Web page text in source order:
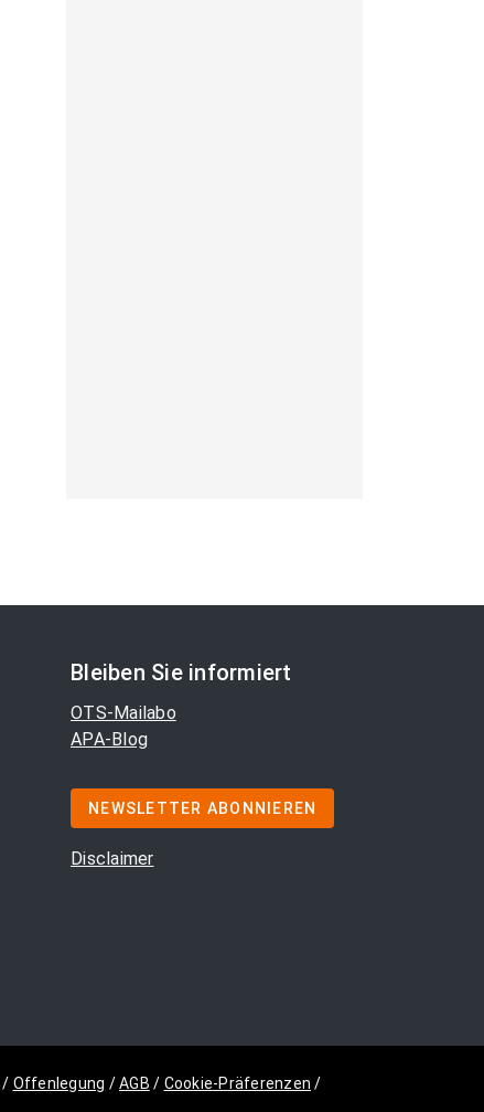
Bleiben Sie informiert
OTS-Mailabo
APA-Blog
NEWSLETTER ABONNIEREN
Disclaimer
/ Offenlegung /AGB / Cookie-Präferenzen /